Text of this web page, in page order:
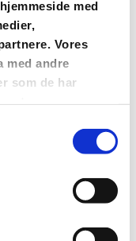
med
Vores
med andre
som de har